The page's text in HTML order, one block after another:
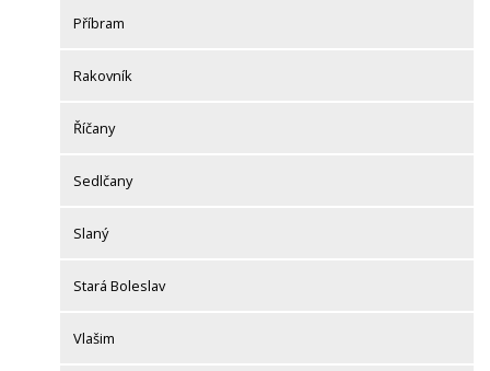
Příbram
Rakovník
Říčany
Sedlčany
Slaný
Stará Boleslav
Vlašim